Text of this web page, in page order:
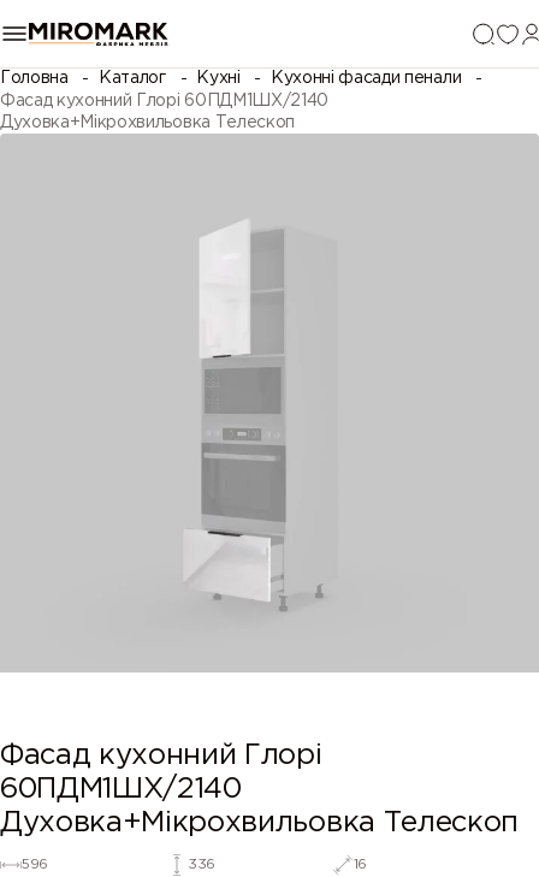
Головна Каталог Кухні
Кухонні фасади пенали
Фасад кухонний Глорі 60ПДМ1ШХ/2140
Духовка+Мікрохвильовка Телескоп
Фасад кухонний Глорі
60ПДМ1ШХ/2140
Духовка+Мікрохвильовка Телескоп
596 336 16